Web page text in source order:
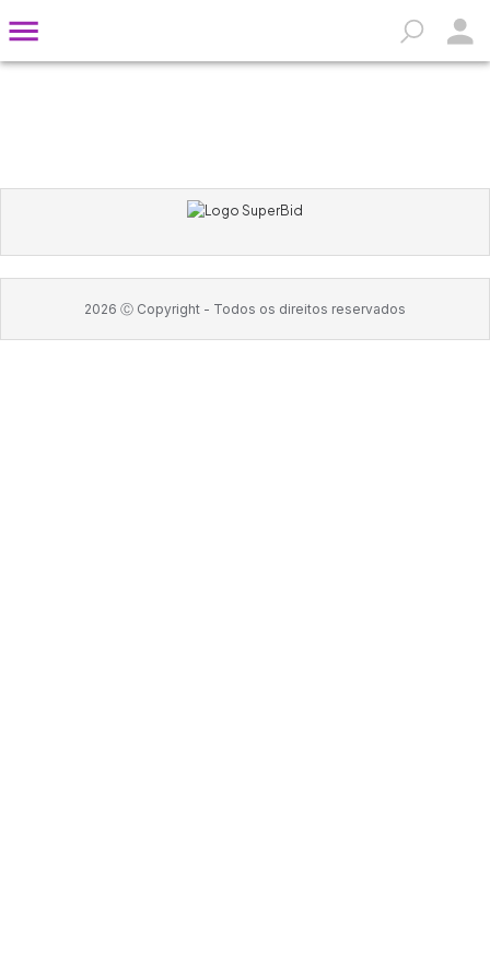
2026 Ⓒ Copyright - Todos os direitos reservados